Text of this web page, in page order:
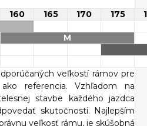
160 165 170 175
M
veľkostí rámov pre
referencia. Vzhľadom na
stavbe každého jazdca
skutočnosti. Najlepším
veľkosť rámu, je skúšobná